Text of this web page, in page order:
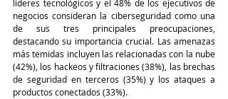
líderes tecnológicos y el 48% de los ejecutivos de
negocios consideran la ciberseguridad como una
de sus tres principales preocupaciones,
destacando su importancia crucial. Las amenazas
más temidas incluyen las relacionadas con la nube
(42%), los hackeos y filtraciones (38%), las brechas
de seguridad en terceros (35%) y los ataques a
productos conectados (33%).